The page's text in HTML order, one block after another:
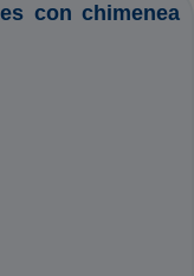
con chimenea